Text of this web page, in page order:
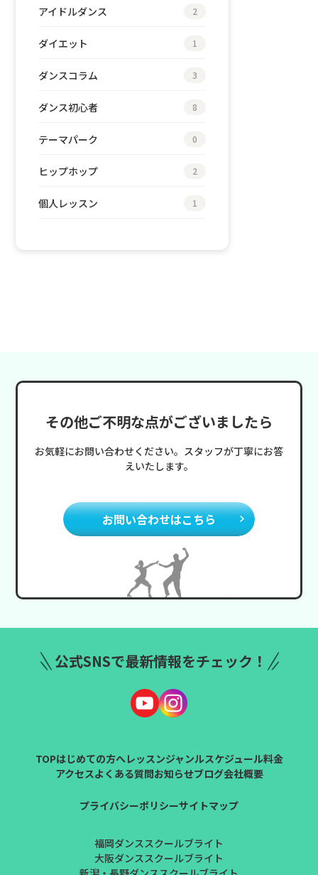
アイドルダンス 2
ダイエット 1
ダンスコラム 3
ダンス初心者 8
テーマパーク 0
ヒップホップ 2
個人レッスン 1
その他ご不明な点がございましたら
お気軽にお問い合わせください。スタッフが丁寧にお答
えいたします。
お問い合わせはこちら
公式SNSで最新情報をチェック！
TOPはじめての方へレッスンジャンルスケジュール料金
アクセスよくある質問お知らせブログ会社概要
プライバシーポリシーサイトマップ
福岡ダンススクールブライト
大阪ダンススクールブライト